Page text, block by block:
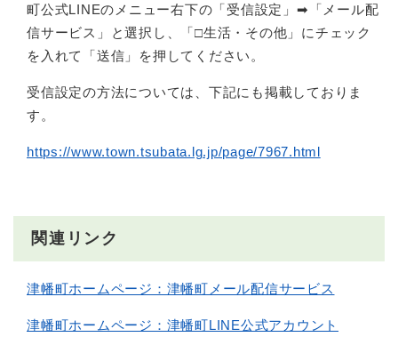
町公式LINEのメニュー右下の「受信設定」➡「メール配
信サービス」と選択し、「□生活・その他」にチェック
を入れて「送信」を押してください。
受信設定の方法については、下記にも掲載しておりま
す。
https://www.town.tsubata.lg.jp/page/7967.html
関連リンク
津幡町ホームページ：津幡町メール配信サービス
津幡町ホームページ：津幡町LINE公式アカウント